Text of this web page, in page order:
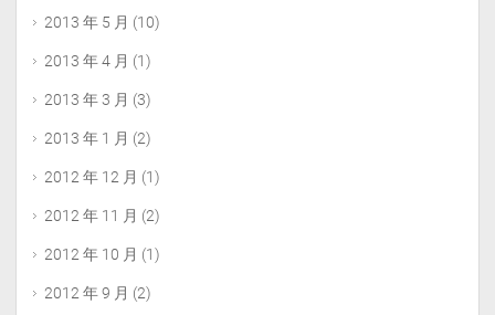
2013 年 5 月 (10)
2013 年 4 月 (1)
2013 年 3 月 (3)
2013 年 1 月 (2)
2012 年 12 月 (1)
2012 年 11 月 (2)
2012 年 10 月 (1)
2012 年 9 月 (2)